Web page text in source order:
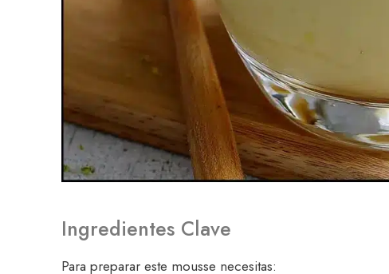
Ingredientes Clave
Para preparar este mousse necesitas: